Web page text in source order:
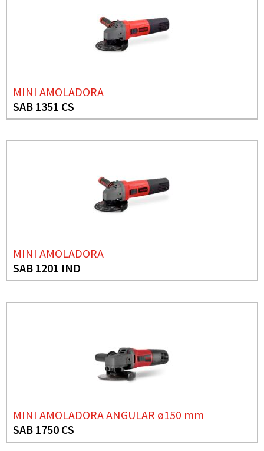
MINI AMOLADORA
SAB 1351 CS
MINI AMOLADORA
SAB 1201 IND
MINI AMOLADORA ANGULAR ø150 mm
SAB 1750 CS